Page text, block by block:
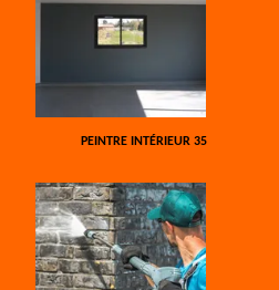
PEINTRE INTÉRIEUR 35